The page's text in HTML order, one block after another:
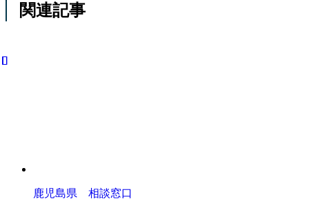
関連記事
鹿児島県 相談窓口